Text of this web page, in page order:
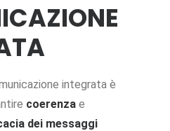
integrata è
coerenza e
dei messaggi